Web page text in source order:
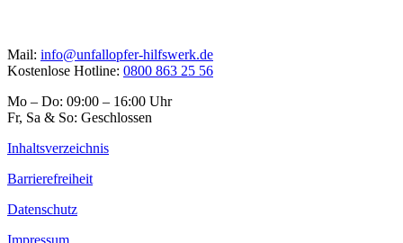
Mail: info@unfallopfer-hilfswerk.de
Kostenlose Hotline: 0800 863 25 56
Mo – Do: 09:00 – 16:00 Uhr
Fr, Sa & So: Geschlossen
Inhaltsverzeichnis
Barrierefreiheit
Datenschutz